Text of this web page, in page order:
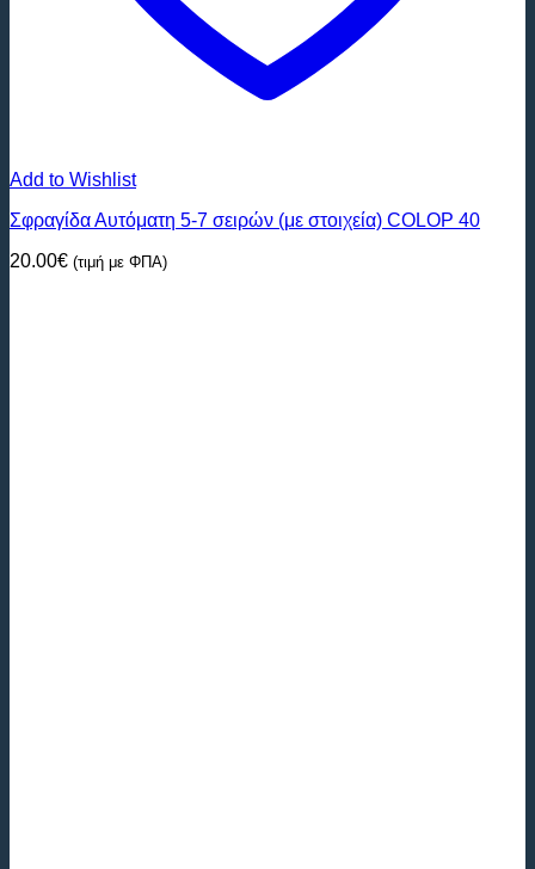
Add to Wishlist
Σφραγίδα Αυτόματη 5-7 σειρών (με στοιχεία) COLOP 40
20.00€ (τιμή με ΦΠΑ)